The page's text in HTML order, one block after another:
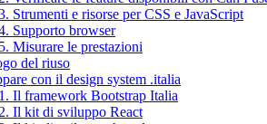
Strumenti e risorse per CSS e JavaScript
Supporto browser
Misurare le prestazioni
del riuso
con il design system .italia
Il framework Bootstrap Italia
Il kit di sviluppo React